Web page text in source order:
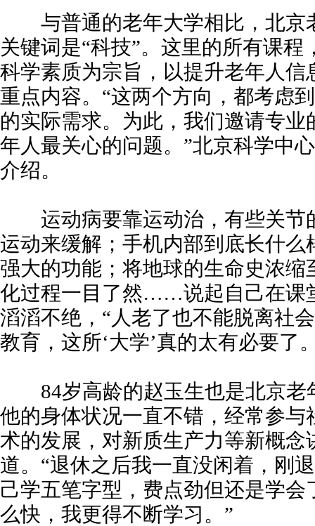
与普通的老年大学相比，北京
关键词是“科技”。这里的所有课程
科学素质为宗旨，以提升老年人信
重点内容。“这两个方向，都考虑
的实际需求。为此，我们邀请专业
年人最关心的问题。”北京科学中
介绍。
运动病要靠运动治，有些关节
运动来缓解；手机内部到底长什么
强大的功能；将地球的生命史浓缩
化过程一目了然……说起自己在课
滔滔不绝，“人老了也不能脱离社
教育，这所‘大学’真的太有必要了
84岁高龄的赵玉生也是北京老
他的身体状况一直不错，经常参与
术的发展，对新质生产力等新概念
道。“退休之后我一直没闲着，刚
己学五笔字型，费点劲但还是学会
么快，我更得不断学习。”